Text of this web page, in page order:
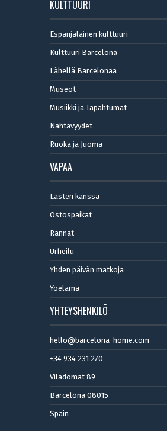
KULTTUURI
Espanjalainen kulttuuri
Kulttuuri Barcelona
Lähellä Barcelonaa
Museot
Musiikki ja Tapahtumat
Nähtävyydet
Ruoka ja Juoma
VAPAA
Lasten kanssa
Ostospaikat
Rannat
Urheilu
Yhden päivän matkoja
Yöelämä
YHTEYSHENKILÖ
hello@barcelona-home.com
+34 934 231 270
Viladomat 89
Barcelona 08015
Spain